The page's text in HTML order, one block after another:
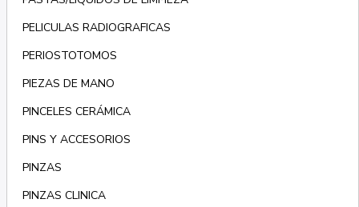
PELICULAS RADIOGRAFICAS
PERIOSTOTOMOS
PIEZAS DE MANO
PINCELES CERÁMICA
PINS Y ACCESORIOS
PINZAS
PINZAS CLINICA